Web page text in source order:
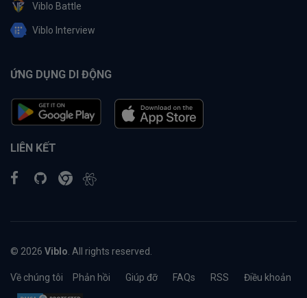
Viblo Battle
Viblo Interview
ỨNG DỤNG DI ĐỘNG
LIÊN KẾT
© 2026 Viblo . All rights reserved.
Về chúng tôi Phản hồi Giúp đỡ FAQs RSS Điều khoản